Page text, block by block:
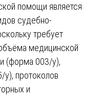
помощи является
судебно-
требует
медицинской
(форма 003/у),
протоколов
и